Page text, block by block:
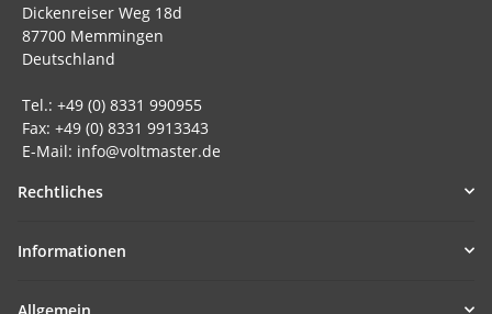
Dickenreiser Weg 18d
87700 Memmingen
Deutschland
Tel.: +49 (0) 8331 990955
Fax: +49 (0) 8331 9913343
E-Mail: info@voltmaster.de
Rechtliches
Informationen